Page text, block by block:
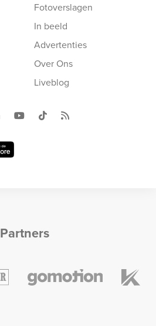
Fotoverslagen
In beeld
Advertenties
Over Ons
Liveblog
Partners